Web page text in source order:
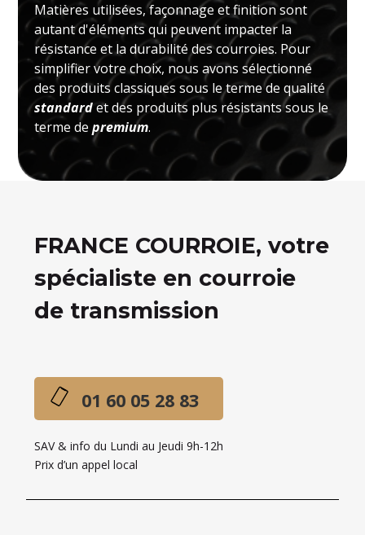
Matières utilisées, façonnage et finition sont
autant d'éléments qui peuvent impacter la
résistance et la durabilité des courroies. Pour
simplifier votre choix, nous avons sélectionné
des produits classiques sous le terme de qualité
standardet des produits plus résistants sous le
terme depremium.
FRANCE COURROIE, votre
spécialiste en courroie
de transmission
01 60 05 28 83
SAV & info du Lundi au Jeudi 9h-12h
Prix d’un appel local